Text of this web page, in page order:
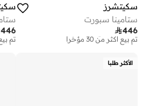
سكيتشرز
ستامينا سبورت
446
توصيل مجاني
تم بيع أكثر من 30 مؤخرا
توصيل مجاني
446
تم بيع
الأكثر طلبا